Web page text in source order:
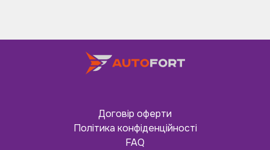
Договір оферти
Політика конфіденційності
FAQ